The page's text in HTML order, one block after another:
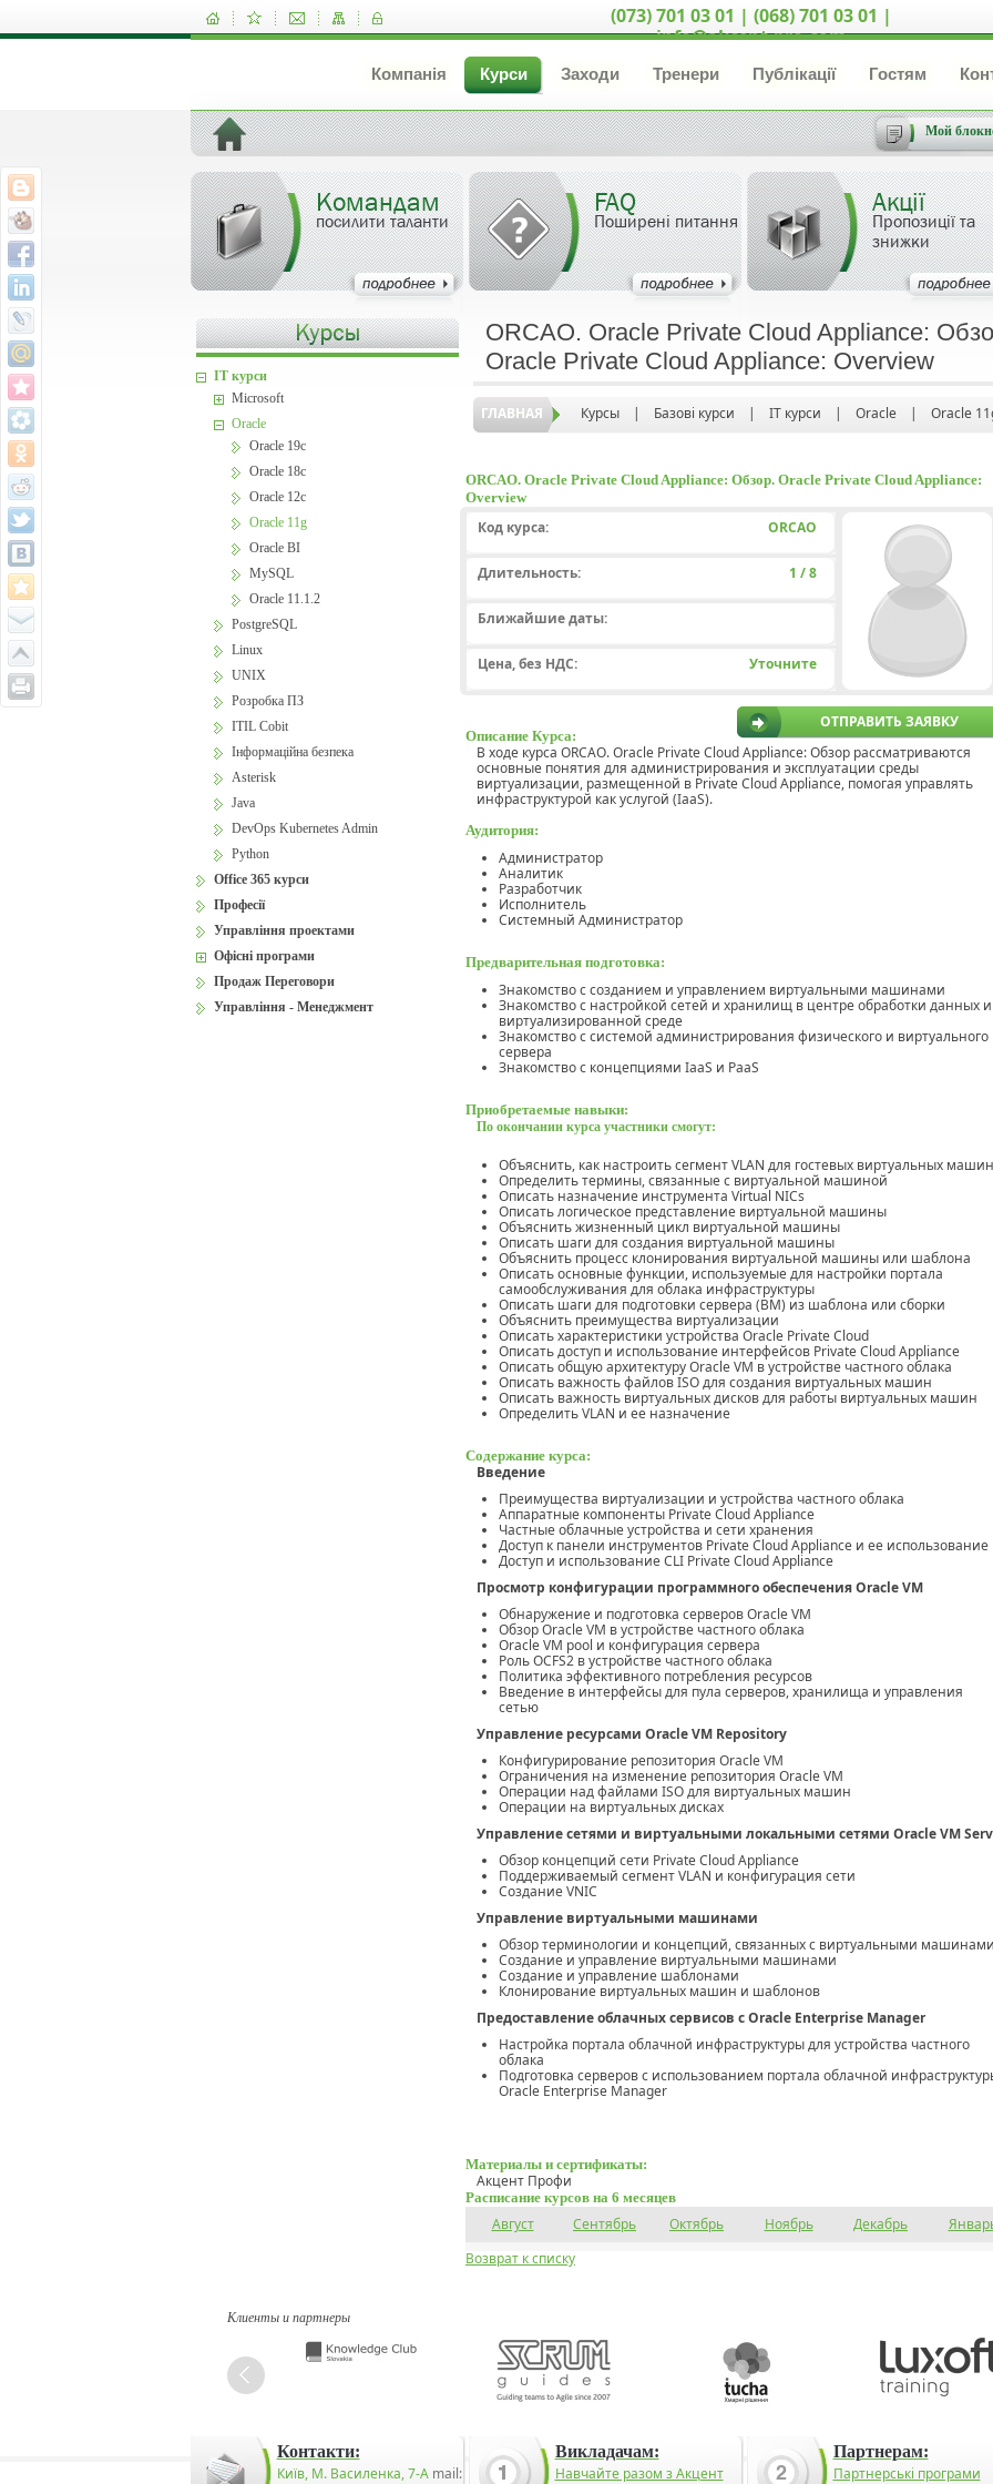
(073) 701 03 01 | (068) 701 03 01 |
info@akcent-pro.com
Компанія Курси Заходи Тренери Публікації Гостям
Мой
Командам
посилити таланти
FAQ
Поширені питання
Акції
Пропозиції та
знижки
ORCAO. Oracle Private Cloud Appliance:
Oracle Private Cloud Appliance: Overview
ГЛАВНАЯ Курсы | Базові курси | IT курси | Oracle | Oracle
ORCAO. Oracle Private Cloud Appliance: Обзор. Oracle Private Cloud Appliance:
Overview
Код курса: ORCAO
Длительность: 1 / 8
Ближайшие даты:
Цена, без НДС: Уточните
ОТПРАВИТЬ ЗАЯВКУ
Описание Курса:
В ходе курса ORCAO. Oracle Private Cloud Appliance: Обзор рассматриваются
основные понятия для администрирования и эксплуатации среды
виртуализации, размещенной в Private Cloud Appliance, помогая управлять
инфраструктурой как услугой (IaaS).
Аудитория:
Администратор
Аналитик
Разработчик
Исполнитель
Системный Администратор
Предварительная подготовка:
Знакомство с созданием и управлением виртуальными машинами
Знакомство с настройкой сетей и хранилищ в центре обработки данных
виртуализированной среде
Знакомство с системой администрирования физического и виртуального
сервера
Знакомство с концепциями IaaS и PaaS
Приобретаемые навыки:
По окончании курса участники смогут:
Объяснить, как настроить сегмент VLAN для гостевых виртуальных машин
Определить термины, связанные с виртуальной машиной
Описать назначение инструмента Virtual NICs
Описать логическое представление виртуальной машины
Объяснить жизненный цикл виртуальной машины
Описать шаги для создания виртуальной машины
Объяснить процесс клонирования виртуальной машины или шаблона
Описать основные функции, используемые для настройки портала
самообслуживания для облака инфраструктуры
Описать шаги для подготовки сервера (ВМ) из шаблона или сборки
Объяснить преимущества виртуализации
Описать характеристики устройства Oracle Private Cloud
Описать доступ и использование интерфейсов Private Cloud Appliance
Описать общую архитектуру Oracle VM в устройстве частного облака
Описать важность файлов ISO для создания виртуальных машин
Описать важность виртуальных дисков для работы виртуальных машин
Определить VLAN и ее назначение
Содержание курса:
Введение
Преимущества виртуализации и устройства частного облака
Аппаратные компоненты Private Cloud Appliance
Частные облачные устройства и сети хранения
Доступ к панели инструментов Private Cloud Appliance и ее использование
Доступ и использование CLI Private Cloud Appliance
Просмотр конфигурации программного обеспечения Oracle VM
Обнаружение и подготовка серверов Oracle VM
Обзор Oracle VM в устройстве частного облака
Oracle VM pool и конфигурация сервера
Роль OCFS2 в устройстве частного облака
Политика эффективного потребления ресурсов
Введение в интерфейсы для пула серверов, хранилища и управления
сетью
Управление ресурсами Oracle VM Repository
Конфигурирование репозитория Oracle VM
Ограничения на изменение репозитория Oracle VM
Операции над файлами ISO для виртуальных машин
Операции на виртуальных дисках
Управление сетями и виртуальными локальными сетями Oracle VM
Обзор концепций сети Private Cloud Appliance
Поддерживаемый сегмент VLAN и конфигурация сети
Создание VNIC
Управление виртуальными машинами
Обзор терминологии и концепций, связанных с виртуальными
Создание и управление виртуальными машинами
Создание и управление шаблонами
Клонирование виртуальных машин и шаблонов
Предоставление облачных сервисов с Oracle Enterprise Manager
Настройка портала облачной инфраструктуры для устройства частного
облака
Подготовка серверов с использованием портала облачной
Oracle Enterprise Manager
Материалы и сертификаты:
Акцент Профи
Расписание курсов на 6 месяцев
Август Сентябрь Октябрь Ноябрь Декабрь
Возврат к списку
IT курси
Microsoft
Oracle
Oracle 19c
Oracle 18c
Oracle 12c
Oracle 11g
Oracle BI
MySQL
Oracle 11.1.2
PostgreSQL
Linux
UNIX
Розробка ПЗ
ITIL Cobit
Інформаційна безпека
Asterisk
Java
DevOps Kubernetes Admin
Python
Office 365 курси
Професії
Управління проектами
Офісні програми
Продаж Переговори
Управління - Менеджмент
Клиенты и партнеры
Контакти:
Київ, М. Василенка, 7-Аmail:
Викладачам:
Навчайте разом з Акцент
Партнерам:
Партнерські програми